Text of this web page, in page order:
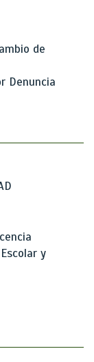
de
Denuncia
y